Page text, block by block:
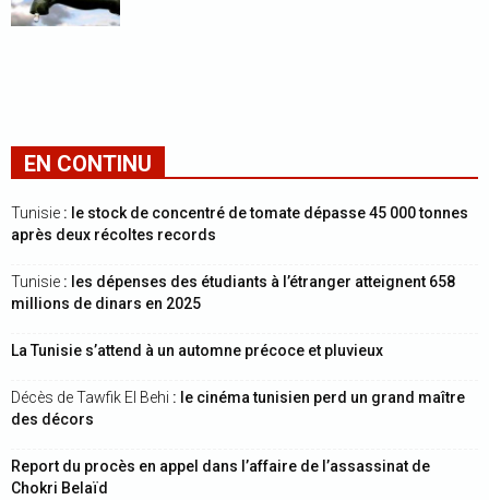
EN CONTINU
Tunisie : le stock de concentré de tomate dépasse 45 000 tonnes
après deux récoltes records
Tunisie : les dépenses des étudiants à l’étranger atteignent 658
millions de dinars en 2025
La Tunisie s’attend à un automne précoce et pluvieux
Décès de Tawfik El Behi : le cinéma tunisien perd un grand maître
des décors
Report du procès en appel dans l’affaire de l’assassinat de
Chokri Belaïd